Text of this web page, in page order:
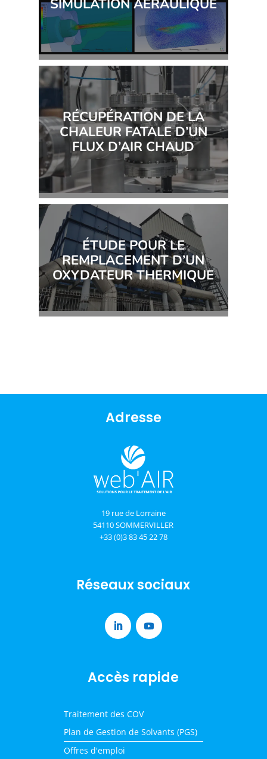
SIMULATION AÉRAULIQUE
RÉCUPÉRATION DE LA
CHALEUR FATALE D’UN
FLUX D’AIR CHAUD
ÉTUDE POUR LE
REMPLACEMENT D’UN
OXYDATEUR THERMIQUE
Adresse
19 rue de Lorraine
54110 SOMMERVILLER
+33 (0)3 83 45 22 78
Réseaux sociaux
Accès rapide
Traitement des COV
Plan de Gestion de Solvants (PGS)
Offres d'emploi